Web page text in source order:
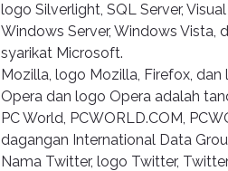
logo Silverlight, SQL Server,
Windows Server, Windows Vista,
syarikat Microsoft.
Mozilla, logo Mozilla, Firefox,
Opera dan logo Opera adalah
PC World, PCWORLD.COM,
dagangan International Data
Nama Twitter, logo Twitter,